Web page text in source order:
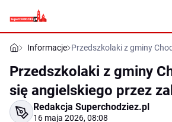
Informacje Przedszkolaki z gminy
Przedszkolaki z gminy
się angielskiego przez
Redakcja Superchodziez.pl
16 maja 2026, 08:08